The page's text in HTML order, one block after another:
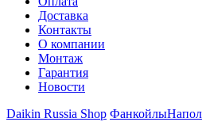
Доставка
Контакты
О компании
Монтаж
Гарантия
Новости
Daikin Russia Shop Фанкойлы